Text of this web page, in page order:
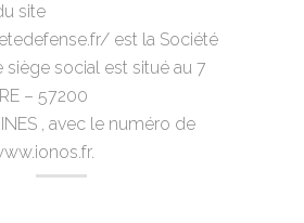
site
est la Société
siège social est situé au 7
– 57200
, avec le numéro de